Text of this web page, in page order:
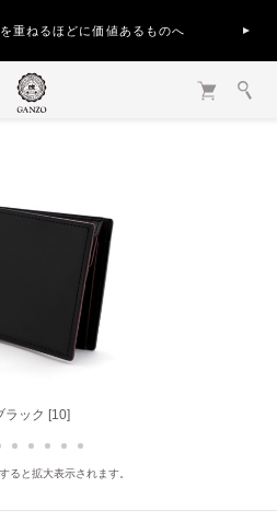
重ねるほどに価値あるものへ
ラック [10]
ラウン [50]
ると拡大表示されます。